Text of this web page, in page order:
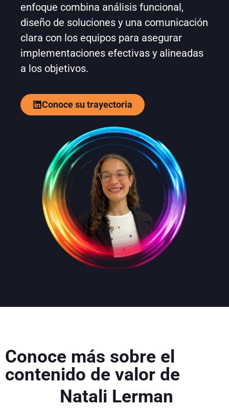
enfoque combina análisis funcional,
diseño de soluciones y una comunicación
clara con los equipos para asegurar
implementaciones efectivas y alineadas
a los objetivos.
Conoce su trayectoria
Conoce más sobre el
contenido de valor de
Natali Lerman